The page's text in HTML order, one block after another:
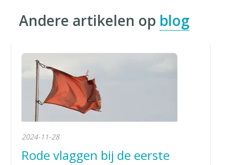
Andere artikelen op blog
2024-11-28
Rode vlaggen bij de eerste